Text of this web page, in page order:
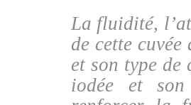
La fluidité,
de cette
et son type de
iodée et son